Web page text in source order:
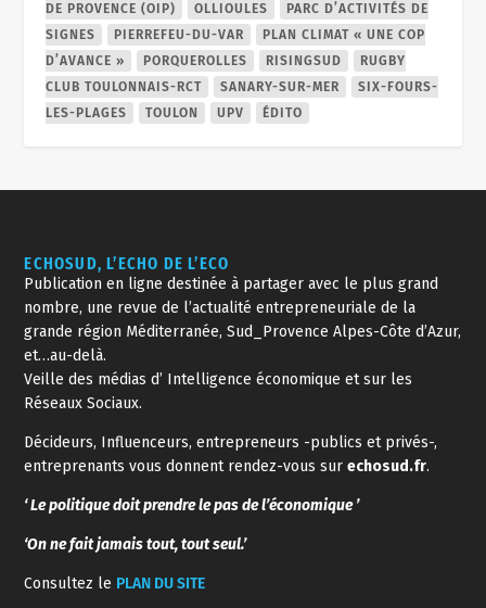
DE PROVENCE (OIP)
OLLIOULES
PARC D’ACTIVITÉS DE
SIGNES
PIERREFEU-DU-VAR
PLAN CLIMAT « UNE COP
D’AVANCE »
PORQUEROLLES RISINGSUD
RUGBY
CLUB TOULONNAIS-RCT
SANARY-SUR-MER
SIX-FOURS-
LES-PLAGES
TOULON UPV ÉDITO
ECHOSUD, L’ECHO DE L’ECO
Publication en ligne destinée à partager avec le plus grand
nombre, une revue de l’actualité entrepreneuriale de la
grande région Méditerranée, Sud_Provence Alpes-Côte d’Azur,
et…au-delà.
Veille des médias d’ Intelligence économique et sur les
Réseaux Sociaux.
Décideurs, Influenceurs, entrepreneurs -publics et privés-,
entreprenants vous donnent rendez-vous surechosud.fr.
‘ Le politique doit prendre le pas de l’économique ’
‘On ne fait jamais tout, tout seul.’
Consultez le PLAN DU SITE